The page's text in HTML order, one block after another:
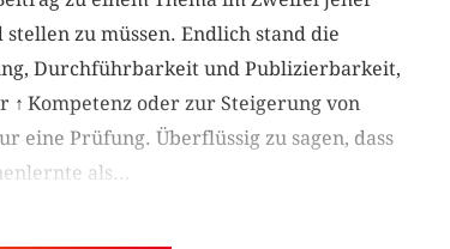
zu müssen. Endlich stand die
Durchführbarkeit und Publizierbarkeit,
↑ Kompetenz oder zur Steigerung von
eine Prüfung. Überflüssig zu sagen, dass
als...